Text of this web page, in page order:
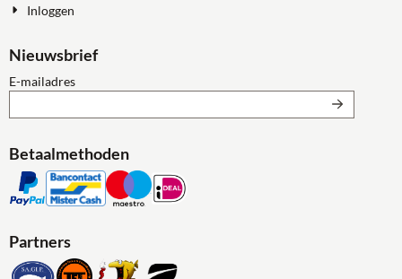
Inloggen
Nieuwsbrief
E-mailadresVul je e-mailadres in voor de nieuwsbrief
Betaalmethoden
Partners